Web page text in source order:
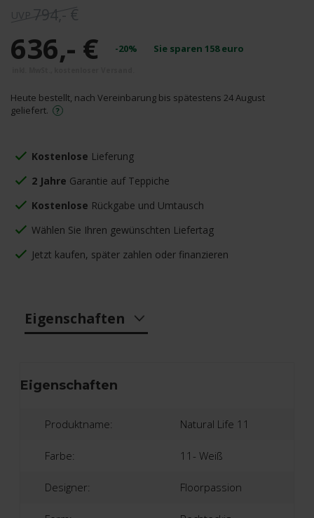
794,- €
636,- € -20% Sie sparen 158euro
Heute bestellt, nach Vereinbarung bis spätestens 24 August
geliefert.
Kostenlose Lieferung
2 Jahre Garantie auf Teppiche
Kostenlose Rückgabe und Umtausch
Wählen Sie Ihren gewünschten Liefertag
Jetzt kaufen, später zahlen oder finanzieren
Eigenschaften
Eigenschaften
Produktname: Natural Life 11
Farbe: 11- Weiß
Designer: Floorpassion